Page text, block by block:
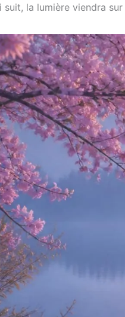
suit, la lumière viendra